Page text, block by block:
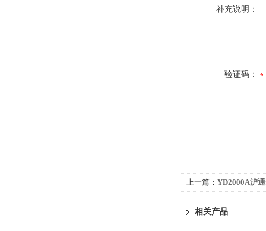
补充说明：
验证码：
上一篇： YD2000A沪
相关产品